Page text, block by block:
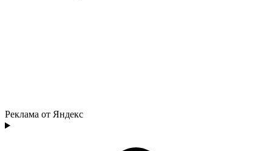
Реклама от Яндекс